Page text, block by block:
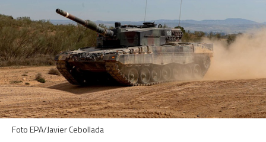
Foto EPA/Javier Cebollada